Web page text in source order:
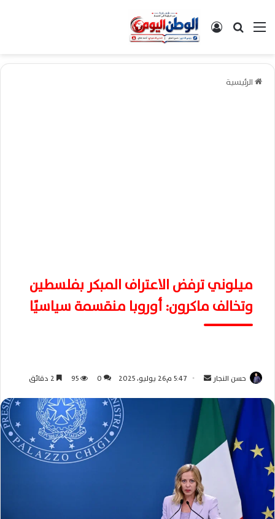
القائمةبحث عن تسجيل الدخول
الرئيسية
ميلوني ترفض الاعتراف المبكر بفلسطين
وتخالف ماكرون: أوروبا منقسمة سياسيًا
حسن النجار
س
ل
د
ا
إ
5:47 م26 يوليو، 2025 0
95